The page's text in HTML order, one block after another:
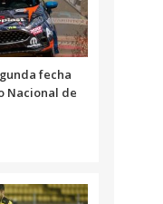
fecha
Nacional de